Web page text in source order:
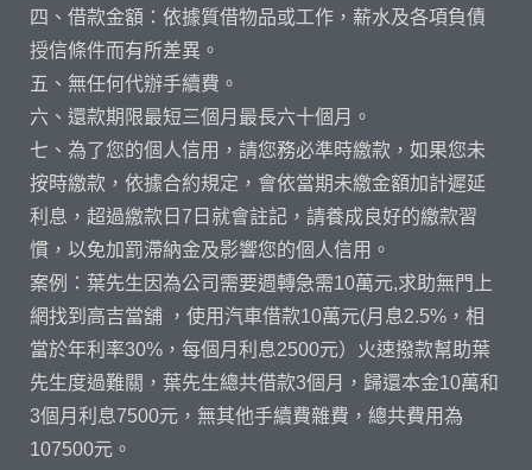
四、借款金額：依據質借物品或工作，薪水及各項負債
授信條件而有所差異。
五、無任何代辦手續費。
六、還款期限最短三個月最長六十個月。
七、為了您的個人信用，請您務必準時繳款，如果您未
按時繳款，依據合約規定，會依當期未繳金額加計遲延
利息，超過繳款日7日就會註記，請養成良好的繳款習
慣，以免加罰滯納金及影響您的個人信用。
案例：葉先生因為公司需要週轉急需10萬元,求助無門上
網找到高吉當舖 ，使用汽車借款10萬元(月息2.5%，相
當於年利率30%，每個月利息2500元）火速撥款幫助葉
先生度過難關，葉先生總共借款3個月，歸還本金10萬和
3個月利息7500元，無其他手續費雜費，總共費用為
107500元。